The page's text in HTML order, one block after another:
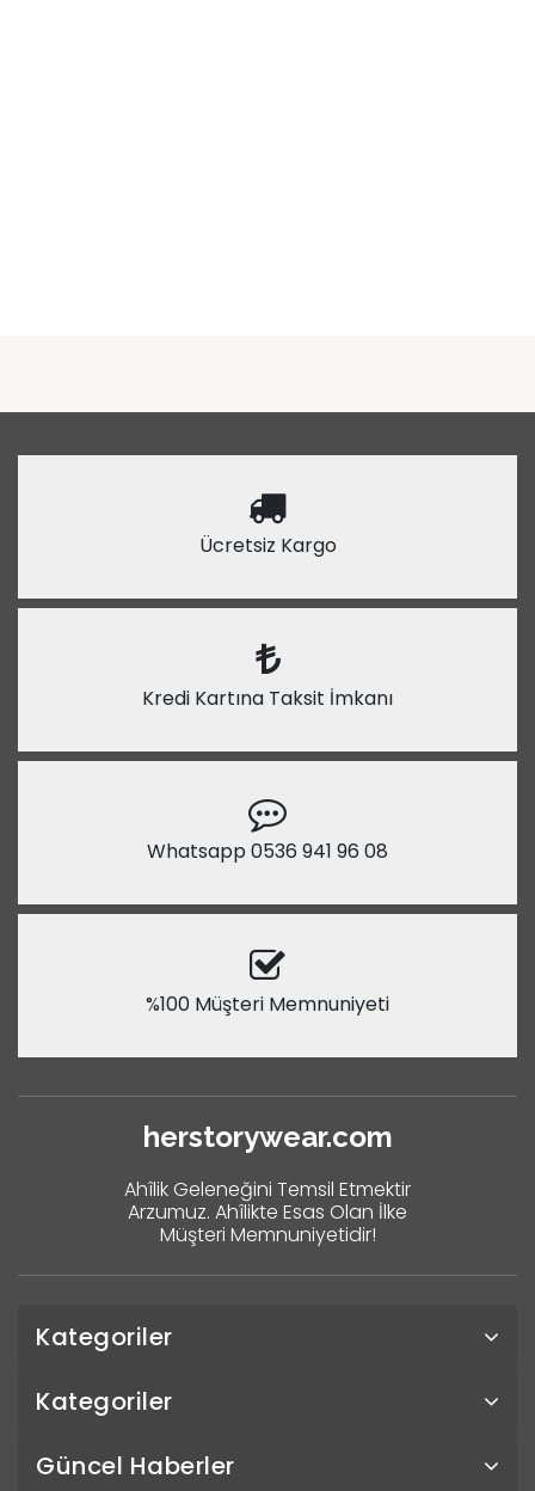
Ücretsiz Kargo
Kredi Kartına Taksit İmkanı
Whatsapp 0536 941 96 08
%100 Müşteri Memnuniyeti
herstorywear.com
Ahîlik Geleneğini Temsil Etmektir
Arzumuz. Ahîlikte Esas Olan İlke
Müşteri Memnuniyetidir!
Kategoriler
Kategoriler
Güncel Haberler